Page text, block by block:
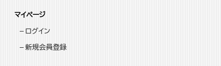
マイページ
ログイン
新規会員登録